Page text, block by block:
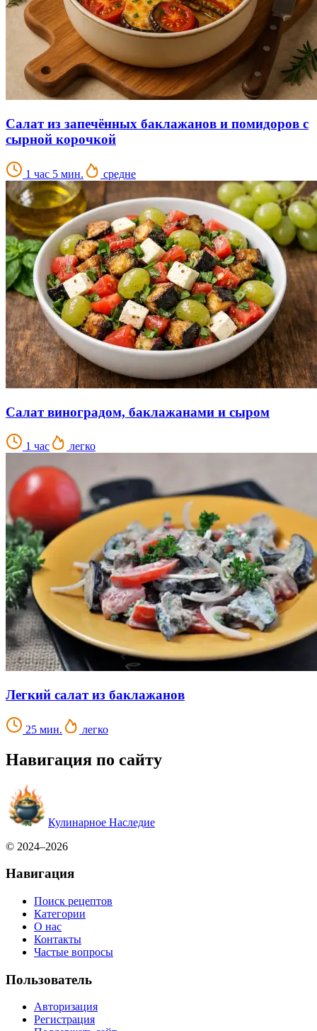
Салат из запечённых баклажанов и помидоров с
сырной корочкой
1 час 5 мин. средне
Салат виноградом, баклажанами и сыром
1 час легко
Легкий салат из баклажанов
25 мин. легко
Навигация по сайту
Кулинарное Наследие
© 2024–2026
Навигация
Поиск рецептов
Категории
О нас
Контакты
Частые вопросы
Пользователь
Авторизация
Регистрация